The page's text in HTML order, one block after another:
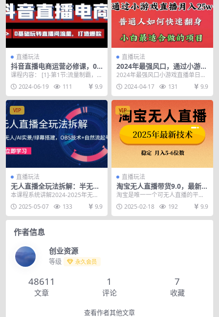
直播玩法
抖音直播电商运营必修课，0
基础玩转直播间流量，打造爆
款（29节）
课程内容： [1]-第1节:流量制霸，让
你的直播间成为焦点(上).mp4 [2]...
2024-06-19 111 9.9
直播玩法
2024年最强风口，通过小游戏
直播月入25w+单日收益5000
+小白最适合做的项目
2024年最强风口小游戏直播单日收
益5000+，一个常年可以变现的项
目，项目永不...
2024-04-17 131 9.9
VIP
直播玩法
无人直播全玩法拆解：半无人/
AI实景/绿幕搭建，OBS技术
本课程系统讲解2024-2025年无人
直播全链路技术，涵盖半无人/纯无
人/AI实...
2025-05-07 133 9.9
VIP
直播玩法
淘宝无人直播带货9.0，最新技
术，不违规，不封号，当天
淘宝是唯一一个可无人直播的平
台，红利和风口期。只要一台电脑
即可全天开播，无需露脸...
2025-02-18 192 9.9
作者信息
创业资源
等级 永久会员
48611
文章
1
评论
7
收藏
查看作者其他文章